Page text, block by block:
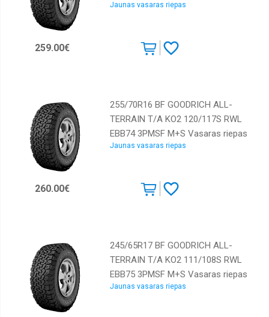
riepas
Jaunas vasaras riepas
259.00€
255/70R16 BF GOODRICH ALL-
TERRAIN T/A KO2 120/117S RWL
EBB74 3PMSF M+S Vasaras riepas
Jaunas vasaras riepas
260.00€
245/65R17 BF GOODRICH ALL-
TERRAIN T/A KO2 111/108S RWL
EBB75 3PMSF M+S Vasaras riepas
Jaunas vasaras riepas